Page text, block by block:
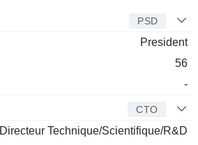
PSD
President
56
-
CTO
Directeur Technique/Scientifique/R&D